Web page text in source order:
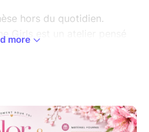
hors du quotidien.
Girls est un atelier pensé
créer, échanger et
more